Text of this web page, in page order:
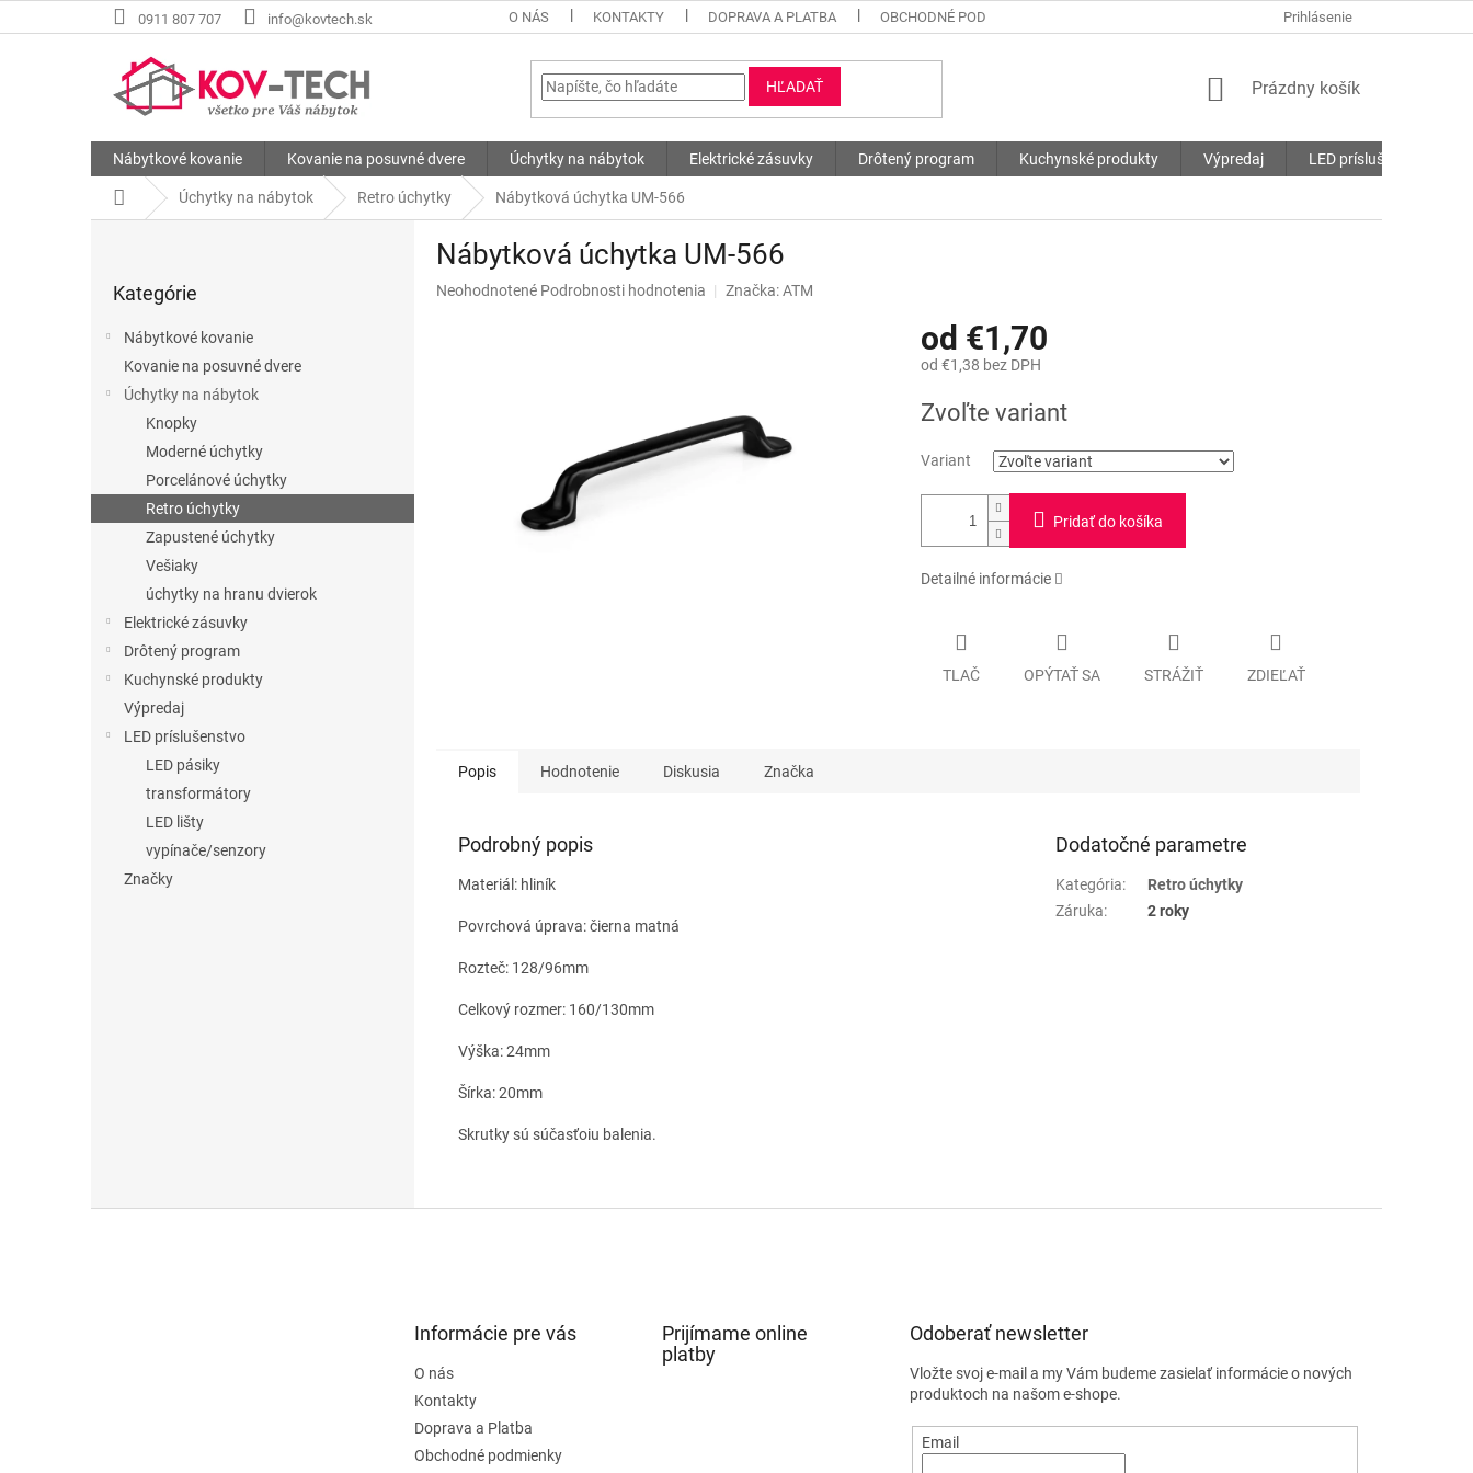
na
0911 807 707 info@kovtech.sk O NÁS KONTAKTY DOPRAVA A PLATBA OBCHODNÉ PODMIENKY SÚBORY COOKIES
Prihlásenie
HĽADAŤ
NÁKUPNÝ
Prázdny košík
Nábytkové kovanie Kovanie na posuvné dvere Úchytky na nábytok Elektrické zásuvky Drôtený program Kuchynské produkty Výpredaj LED príslušenstvo
DomovÚchytky na nábytok Retro úchytky Nábytková úchytka UM-566
kategórie
Kategórie
Nábytkové kovanie
Kovanie na posuvné dvere
Úchytky na nábytok
Knopky
Moderné úchytky
Porcelánové úchytky
Retro úchytky
Zapustené úchytky
Vešiaky
úchytky na hranu dvierok
Elektrické zásuvky
Drôtený program
Kuchynské produkty
Výpredaj
LED príslušenstvo
LED pásiky
transformátory
LED lišty
vypínače/senzory
Značky
Nábytková úchytka UM-566
Priemerné
Neohodnotené Podrobnosti hodnotenia Značka:ATM
od €1,70
od €1,38 bez DPH
cena:
Zvoľte variant
Variant
Pridať do košíka
Detailné informácie
TLAČ OPÝTAŤ SA STRÁŽIŤ ZDIEĽAŤ
Popis Hodnotenie Diskusia Značka
Podrobný popis
Materiál: hliník
Povrchová úprava: čierna matná
Rozteč: 128/96mm
Celkový rozmer: 160/130mm
Výška: 24mm
Šírka: 20mm
Skrutky sú súčasťoiu balenia.
Dodatočné parametre
Kategória:
Retro úchytky
Záruka: 2 roky
Informácie pre vás
O nás
Kontakty
Doprava a Platba
Obchodné podmienky
Prijímame online
platby
Odoberať newsletter
Vložte svoj e-mail a my Vám budeme zasielať informácie o nových
produktoch na našom e-shope.
Email